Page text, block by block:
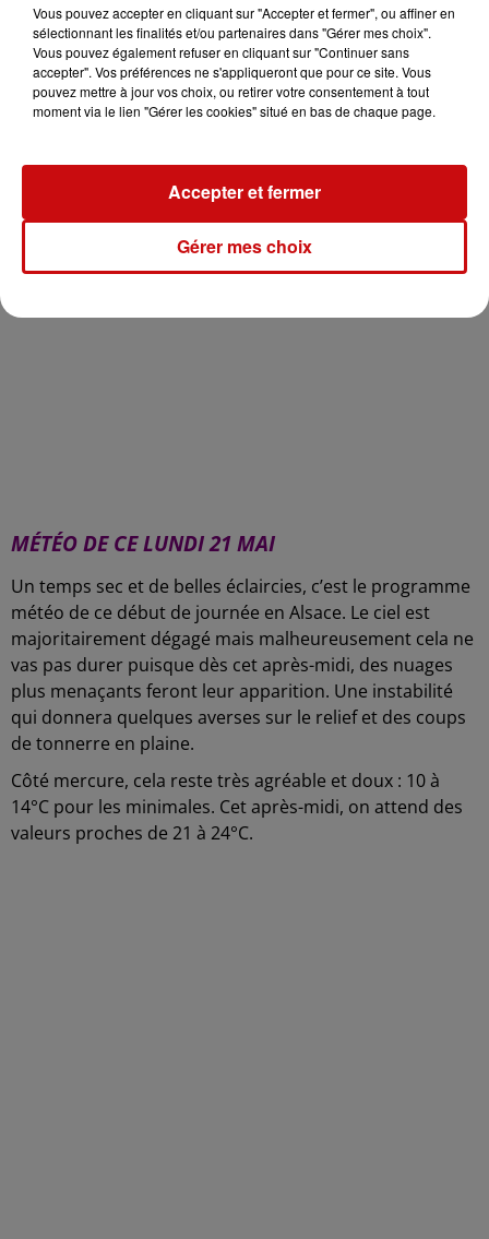
MÉTÉO DE CE LUNDI 21 MAI
Un temps sec et de belles éclaircies, c’est le programme
météo de ce début de journée en Alsace. Le ciel est
majoritairement dégagé mais malheureusement cela ne
vas pas durer puisque dès cet après-midi, des nuages
plus menaçants feront leur apparition. Une instabilité
qui donnera quelques averses sur le relief et des coups
de tonnerre en plaine.
Côté mercure, cela reste très agréable et doux : 10 à
14°C pour les minimales. Cet après-midi, on attend des
valeurs proches de 21 à 24°C.
Vous pouvez accepter en cliquant sur "Accepter et fermer", ou affiner en
sélectionnant les finalités et/ou partenaires dans "Gérer mes choix".
Vous pouvez également refuser en cliquant sur "Continuer sans
accepter". Vos préférences ne s'appliqueront que pour ce site. Vous
pouvez mettre à jour vos choix, ou retirer votre consentement à tout
moment via le lien "Gérer les cookies" situé en bas de chaque page.
Gérer mes choix
Accepter et fermer